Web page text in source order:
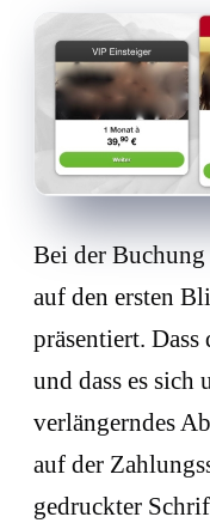
Bei der
auf den ersten
präsentiert. Dass
und dass es sich
verlängerndes
auf der
gedruckter